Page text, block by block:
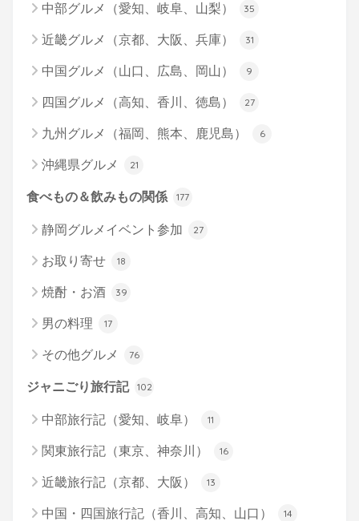
中部グルメ（愛知、岐阜、山梨） 35
近畿グルメ（京都、大阪、兵庫） 31
中国グルメ（山口、広島、岡山） 9
四国グルメ（高知、香川、徳島） 27
九州グルメ（福岡、熊本、鹿児島） 6
沖縄県グルメ 21
食べもの＆飲みもの関係 177
静岡グルメイベント参加 27
お取り寄せ 18
焼酎・お酒 39
男の料理 17
その他グルメ 76
ジャニごり旅行記 102
中部旅行記（愛知、岐阜） 11
関東旅行記（東京、神奈川） 16
近畿旅行記（京都、大阪） 13
中国・四国旅行記（香川、高知、山口） 14